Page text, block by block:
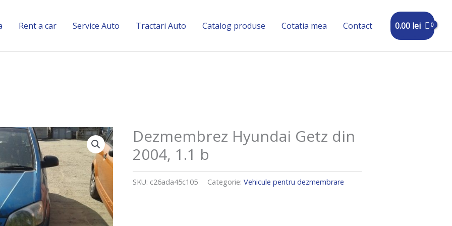
Rent a car Service Auto Tractari Auto Catalog produse Cotatia mea Contact 0.00 lei
Dezmembrez Hyundai Getz din
2004, 1.1 b
SKU: c26ada45c105 Categorie:Vehicule pentru dezmembrare